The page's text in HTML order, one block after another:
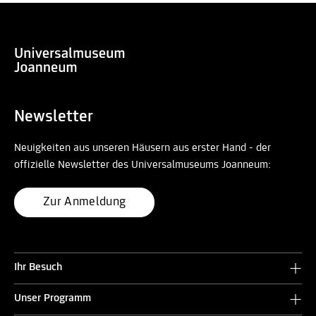
Newsletter
Neuigkeiten aus unseren Häusern aus erster Hand - der
offizielle Newsletter des Universalmuseums Joanneum:
Zur Anmeldung
Ihr Besuch
Unser Programm